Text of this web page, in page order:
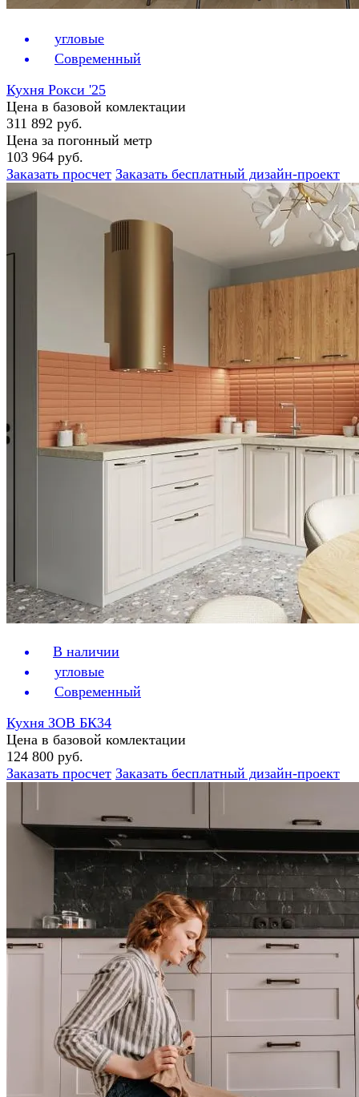
угловые
Современный
Кухня Рокси '25
Цена в базовой комлектации
311 892 руб.
Цена за погонный метр
103 964 руб.
Заказать просчет Заказать бесплатный дизайн-проект
В наличии
угловые
Современный
Кухня ЗОВ БК34
Цена в базовой комлектации
124 800 руб.
Заказать просчет Заказать бесплатный дизайн-проект